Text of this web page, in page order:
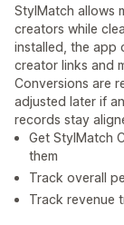
StylMatch allows
creators while
installed, the app
creator links and
Conversions are
adjusted later if
records stay
Get StylMatch
them
Track overall
Track revenue